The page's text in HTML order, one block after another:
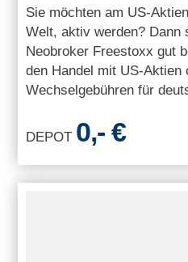
Sie möchten am US-
Welt, aktiv werden? Dann
Neobroker Freestoxx gut
den Handel mit US-Aktien
Wechselgebühren für
DEPOT 0,- €